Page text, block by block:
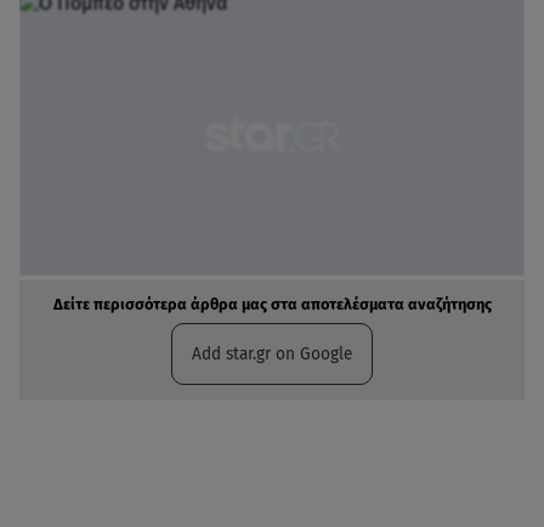
Δείτε περισσότερα άρθρα μας στα αποτελέσματα αναζήτησης
Add star.gr on Google